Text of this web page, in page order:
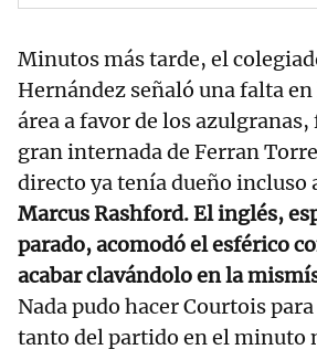
Minutos más tarde, el
Hernández señaló una falta
área a favor de los
gran internada de Ferran
directo ya tenía dueño incluso
Marcus Rashford. El inglés,
parado, acomodó el esférico
acabar clavándolo en la
Nada pudo hacer Courtois
tanto del partido en el minuto